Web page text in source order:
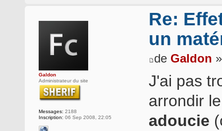
Galdon
Administrateur du site
Messages: 2188
Inscription: 06 Sep 2008, 22:05
Re:
un
de Galdon
J'ai pas
arrondir
adoucie